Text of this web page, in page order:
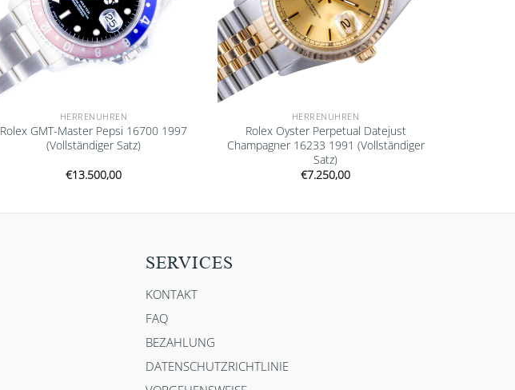
HERRENUHREN
Rolex GMT-Master Pepsi 16700 1997
(Vollständiger Satz)
€13.500,00
HERRENUHREN
Rolex Oyster Perpetual Datejust
Champagner 16233 1991 (Vollständiger
Satz)
€7.250,00
SERVICES
KONTAKT
FAQ
BEZAHLUNG
DATENSCHUTZRICHTLINIE